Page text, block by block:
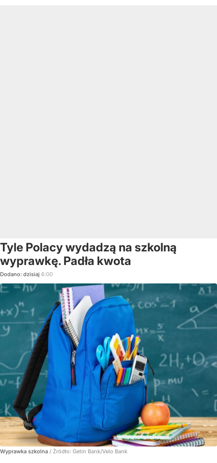
Tyle Polacy wydadzą na szkolną
wyprawkę. Padła kwota
Dodano: dzisiaj 6:00
Wyprawka szkolna / Źródło: Getin Bank/Velo Bank